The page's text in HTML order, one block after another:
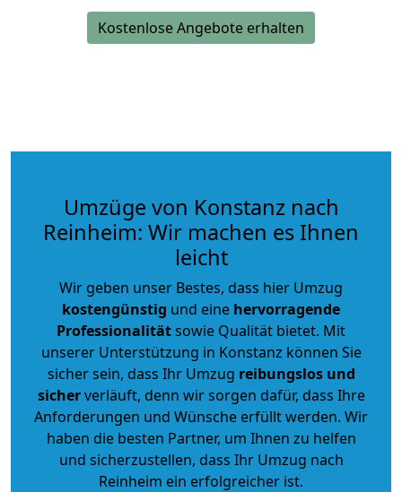
Kostenlose Angebote erhalten
Umzüge von Konstanz nach
Reinheim: Wir machen es Ihnen
leicht
Wir geben unser Bestes, dass hier Umzug
kostengünstig und eine hervorragende
Professionalitätsowie Qualität bietet. Mit
unserer Unterstützung in Konstanz können Sie
sicher sein, dass Ihr Umzug reibungslos und
sicherverläuft, denn wir sorgen dafür, dass Ihre
Anforderungen und Wünsche erfüllt werden. Wir
haben die besten Partner, um Ihnen zu helfen
und sicherzustellen, dass Ihr Umzug nach
Reinheim ein erfolgreicher ist.